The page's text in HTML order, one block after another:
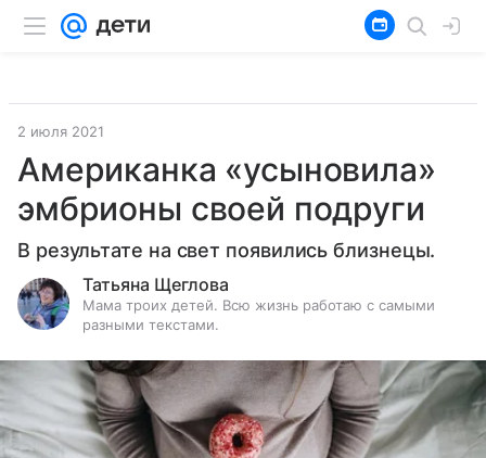
2 июля 2021
Американка «усыновила»
эмбрионы своей подруги
В результате на свет появились близнецы.
Татьяна Щеглова
Мама троих детей. Всю жизнь работаю с самыми
разными текстами.